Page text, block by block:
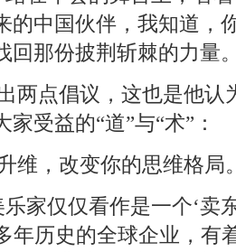
的中国伙伴，我知道，
回那份披荆斩棘的力量
两点倡议，这也是他认
受益的“道”与“术”：
维，改变你的思维格局
家仅仅看作是一个‘卖
年历史的全球企业，有